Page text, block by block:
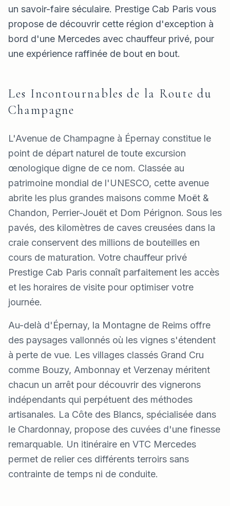
un savoir-faire séculaire. Prestige Cab Paris vous
propose de découvrir cette région d'exception à
bord d'une Mercedes avec chauffeur privé, pour
une expérience raffinée de bout en bout.
Les Incontournables de la Route du
Champagne
L'Avenue de Champagne à Épernay constitue le
point de départ naturel de toute excursion
œnologique digne de ce nom. Classée au
patrimoine mondial de l'UNESCO, cette avenue
abrite les plus grandes maisons comme Moët &
Chandon, Perrier-Jouët et Dom Pérignon. Sous les
pavés, des kilomètres de caves creusées dans la
craie conservent des millions de bouteilles en
cours de maturation. Votre chauffeur privé
Prestige Cab Paris connaît parfaitement les accès
et les horaires de visite pour optimiser votre
journée.
Au-delà d'Épernay, la Montagne de Reims offre
des paysages vallonnés où les vignes s'étendent
à perte de vue. Les villages classés Grand Cru
comme Bouzy, Ambonnay et Verzenay méritent
chacun un arrêt pour découvrir des vignerons
indépendants qui perpétuent des méthodes
artisanales. La Côte des Blancs, spécialisée dans
le Chardonnay, propose des cuvées d'une finesse
remarquable. Un itinéraire en VTC Mercedes
permet de relier ces différents terroirs sans
contrainte de temps ni de conduite.